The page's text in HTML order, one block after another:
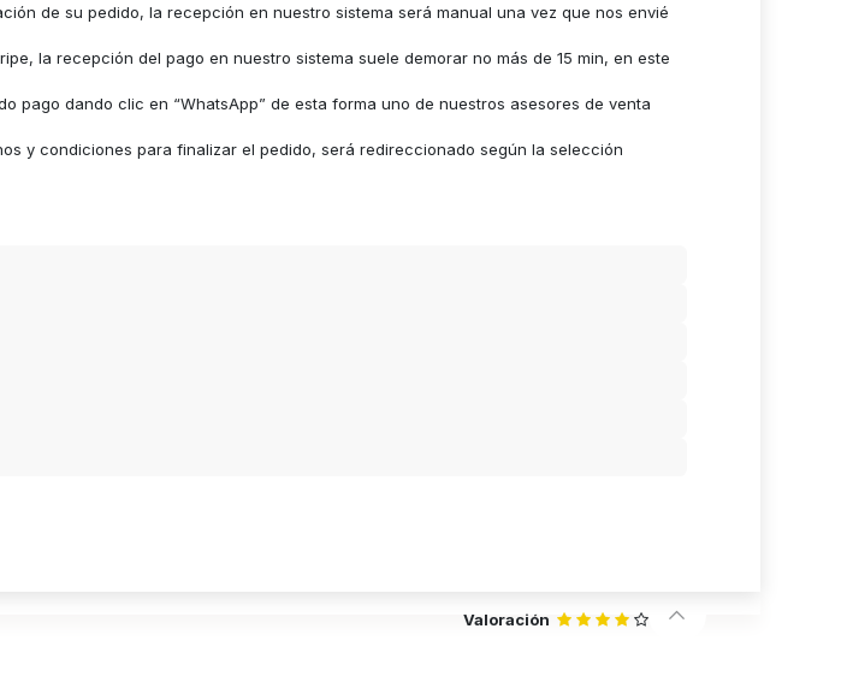
de su pedido, la recepción en nuestro sistema será manual una vez que nos envié
la recepción del pago en nuestro sistema suele demorar no más de 15 min, en este
pago dando clic en “WhatsApp” de esta forma uno de nuestros asesores de venta
y condiciones para finalizar el pedido, será redireccionado según la selección
Valoración